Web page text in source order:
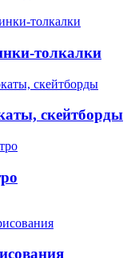
толкалки
скейтборды